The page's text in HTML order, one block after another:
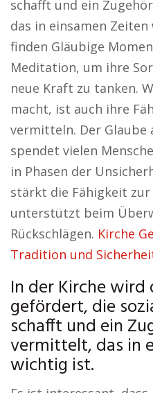
schafft und ein
das in einsamen
finden Gläubige
Meditation, um ihre
neue Kraft zu tanken.
macht, ist auch ihre
vermitteln. Der Glaube
spendet vielen
in Phasen der
stärkt die Fähigkeit zur
unterstützt beim
Rückschlägen. Kirche
Tradition und
In der Kirche
gefördert, die
schafft und ein
vermittelt, das in
wichtig ist.